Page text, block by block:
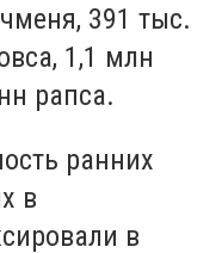
391 тыс.
1,1 млн
рапса.
ранних
в
в